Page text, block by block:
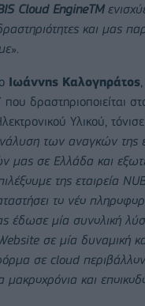
Cloud EngineTM
και μας
».
Ιωάννης Καλογηράτος
δραστηριοποιείται
Υλικού, τόνισε
των αναγκών της
μας σε Ελλάδα και
της εταιρεία
το νέο
έδωσε μία συνολική
σε μία δυναμική
σε cloud
και